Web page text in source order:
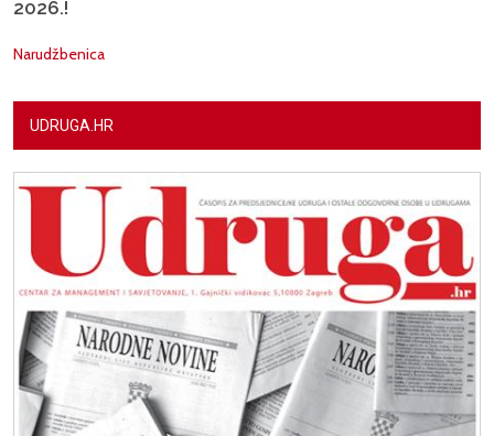
2026.!
Narudžbenica
UDRUGA.HR